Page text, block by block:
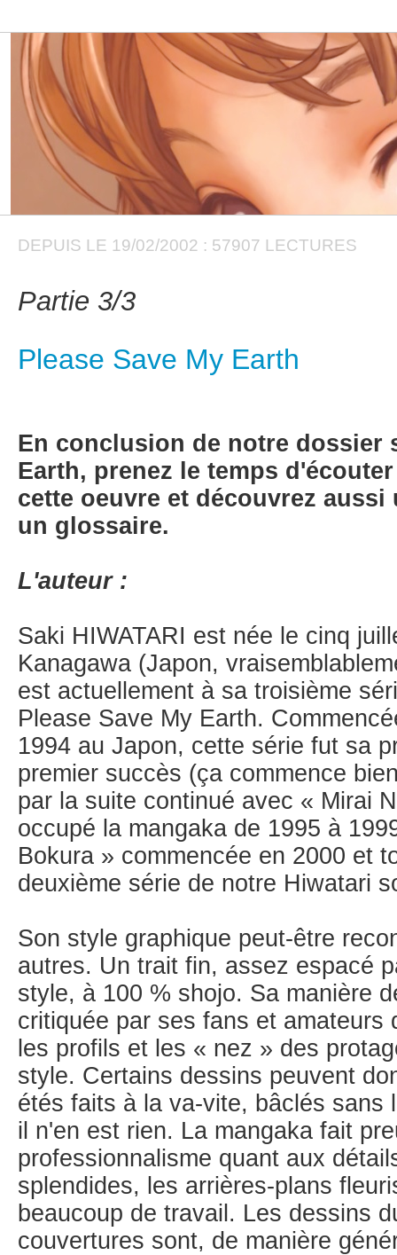
DEPUIS LE 19/02/2002 : 57907 LECTURES
Partie 3/3
Please Save My Earth
En conclusion de notre dossier
Earth, prenez le temps
cette oeuvre et découvrez
un glossaire.
L'auteur :
Saki HIWATARI est née le cinq
Kanagawa (Japon,
est actuellement à sa troisième
Please Save My Earth.
1994 au Japon, cette série fut sa
premier succès (ça commence
par la suite continué avec « Mirai
occupé la mangaka de 1995 à
Bokura » commencée en 2000 et
deuxième série de notre Hiwatari
Son style graphique peut-être
autres. Un trait fin, assez espacé
style, à 100 % shojo. Sa manière
critiquée par ses fans et amateurs
les profils et les « nez » des
style. Certains dessins peuvent
étés faits à la va-vite, bâclés sans
il n'en est rien. La mangaka fait
professionnalisme quant aux
splendides, les arrières-plans
beaucoup de travail. Les dessins
couvertures sont, de manière